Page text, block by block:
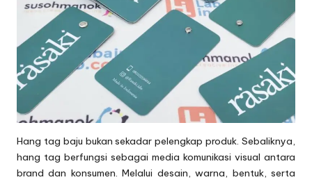
Hang tag baju bukan sekadar pelengkap produk. Sebaliknya,
hang tag berfungsi sebagai media komunikasi visual antara
brand dan konsumen. Melalui desain, warna, bentuk, serta